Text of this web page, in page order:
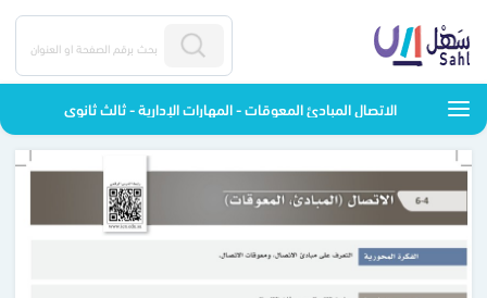
الاتصال المبادئ المعوقات - المهارات الإدارية - ثالث ثانوي